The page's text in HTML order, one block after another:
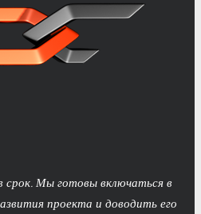
срок. Мы готовы включаться в
проекта и доводить его